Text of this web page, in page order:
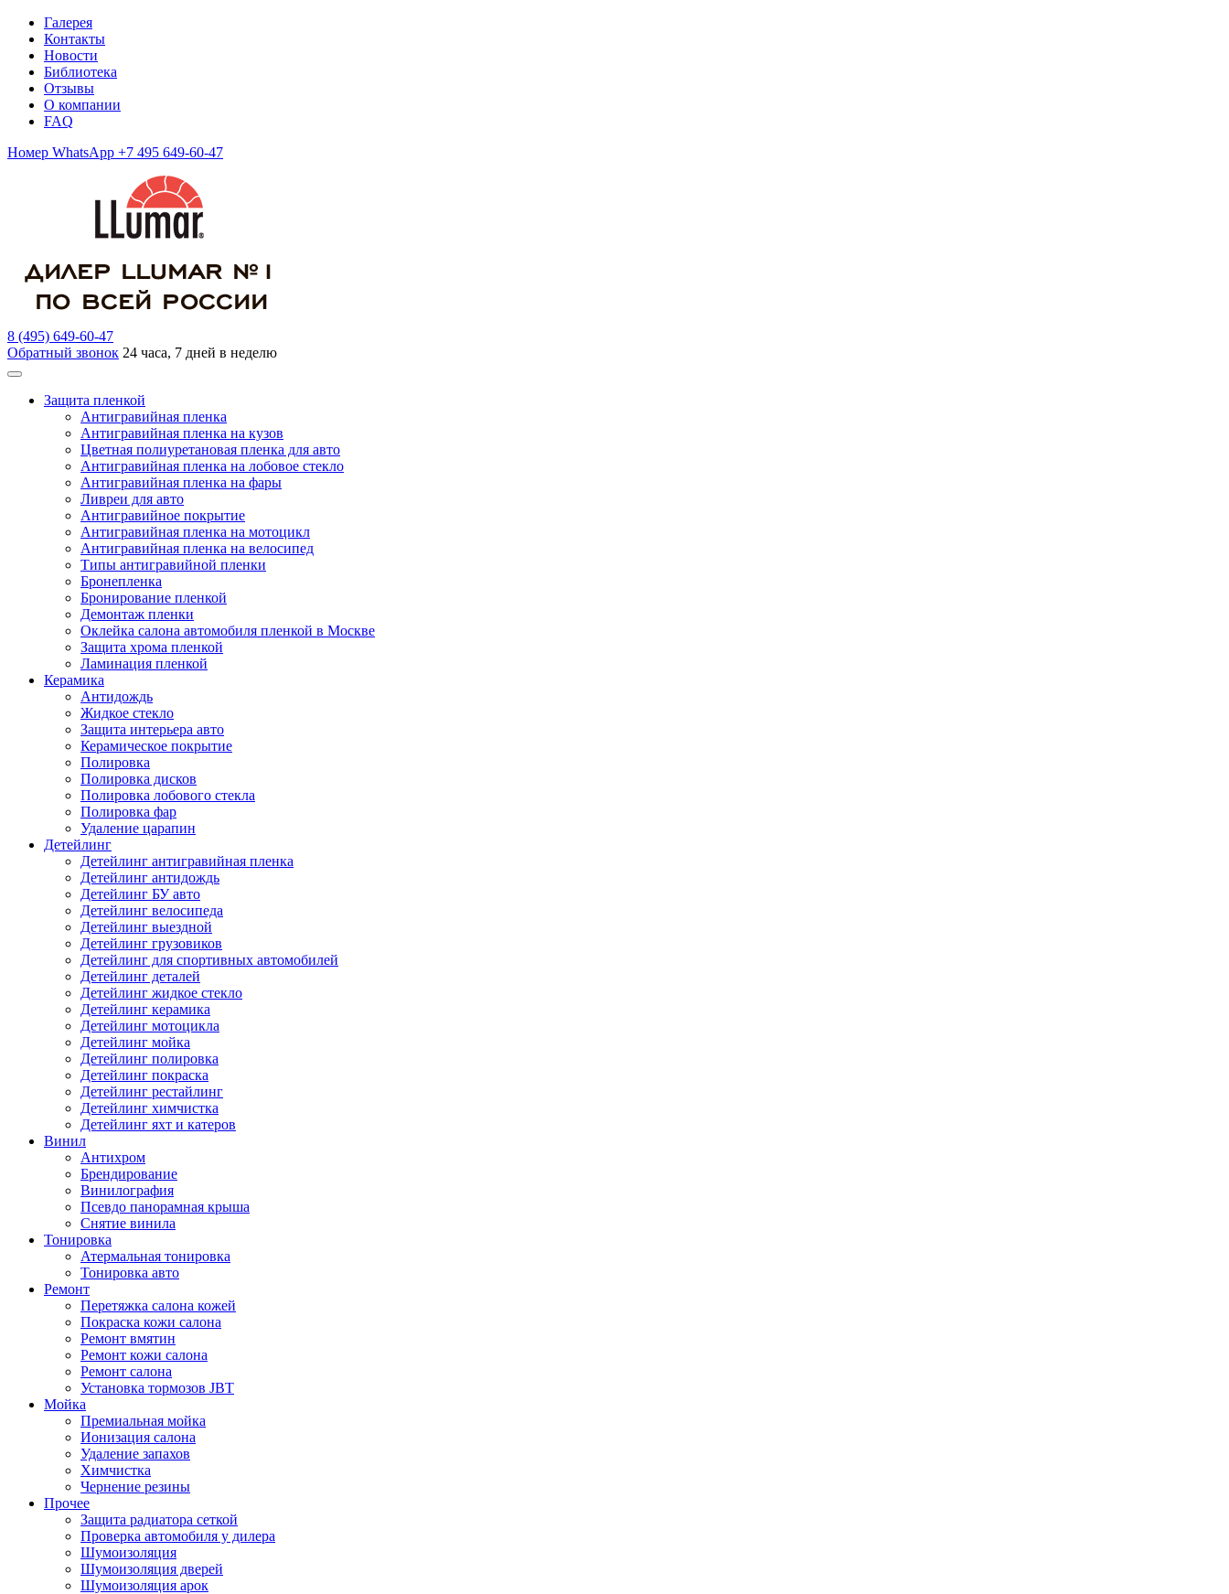
Галерея
Контакты
Новости
Библиотека
Отзывы
О компании
FAQ
Номер WhatsApp +7 495 649-60-47
8 (495) 649-60-47
Обратный звонок 24 часа, 7 дней в неделю
Защита пленкой
Антигравийная пленка
Антигравийная пленка на кузов
Цветная полиуретановая пленка для авто
Антигравийная пленка на лобовое стекло
Антигравийная пленка на фары
Ливреи для авто
Антигравийное покрытие
Антигравийная пленка на мотоцикл
Антигравийная пленка на велосипед
Типы антигравийной пленки
Бронепленка
Бронирование пленкой
Демонтаж пленки
Оклейка салона автомобиля пленкой в Москве
Защита хрома пленкой
Ламинация пленкой
Керамика
Антидождь
Жидкое стекло
Защита интерьера авто
Керамическое покрытие
Полировка
Полировка дисков
Полировка лобового стекла
Полировка фар
Удаление царапин
Детейлинг
Детейлинг антигравийная пленка
Детейлинг антидождь
Детейлинг БУ авто
Детейлинг велосипеда
Детейлинг выездной
Детейлинг грузовиков
Детейлинг для спортивных автомобилей
Детейлинг деталей
Детейлинг жидкое стекло
Детейлинг керамика
Детейлинг мотоцикла
Детейлинг мойка
Детейлинг полировка
Детейлинг покраска
Детейлинг рестайлинг
Детейлинг химчистка
Детейлинг яхт и катеров
Винил
Антихром
Брендирование
Винилография
Псевдо панорамная крыша
Снятие винила
Тонировка
Атермальная тонировка
Тонировка авто
Ремонт
Перетяжка салона кожей
Покраска кожи салона
Ремонт вмятин
Ремонт кожи салона
Ремонт салона
Установка тормозов JBT
Мойка
Премиальная мойка
Ионизация салона
Удаление запахов
Химчистка
Чернение резины
Прочее
Защита радиатора сеткой
Проверка автомобиля у дилера
Шумоизоляция
Шумоизоляция дверей
Шумоизоляция арок